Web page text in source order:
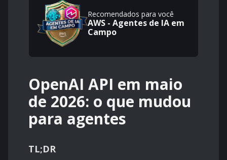
Recomendados para você
AWS - Agentes de IA em
Campo
OpenAI API em maio
de 2026: o que mudou
para agentes
TL;DR